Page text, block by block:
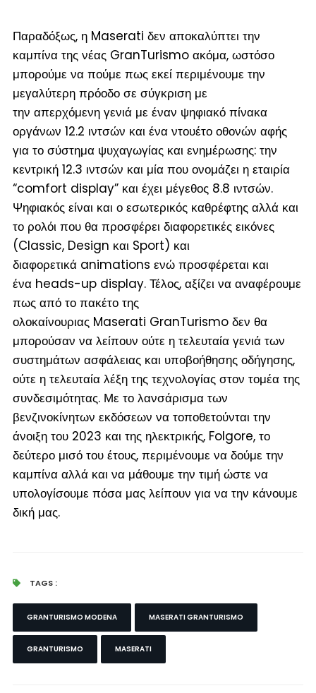
Παραδόξως, η Maserati δεν αποκαλύπτει την
καμπίνα της νέας GranTurismo ακόμα, ωστόσο
μπορούμε να πούμε πως εκεί περιμένουμε την
μεγαλύτερη πρόοδο σε σύγκριση με
την απερχόμενη γενιά με έναν ψηφιακό πίνακα
οργάνων 12.2 ιντσών και ένα ντουέτο οθονών αφής
για το σύστημα ψυχαγωγίας και ενημέρωσης: την
κεντρική 12.3 ιντσών και μία που ονομάζει η εταιρία
“comfort display” και έχει μέγεθος 8.8 ιντσών.
Ψηφιακός είναι και ο εσωτερικός καθρέφτης αλλά και
το ρολόι που θα προσφέρει διαφορετικές εικόνες
(Classic, Design και Sport) και
διαφορετικά animations ενώ προσφέρεται και
ένα heads-up display. Τέλος, αξίζει να αναφέρουμε
πως από το πακέτο της
ολοκαίνουριας Maserati GranTurismo δεν θα
μπορούσαν να λείπουν ούτε η τελευταία γενιά των
συστημάτων ασφάλειας και υποβοήθησης οδήγησης,
ούτε η τελευταία λέξη της τεχνολογίας στον τομέα της
συνδεσιμότητας. Με το λανσάρισμα των
βενζινοκίνητων εκδόσεων να τοποθετούνται την
άνοιξη του 2023 και της ηλεκτρικής, Folgore, το
δεύτερο μισό του έτους, περιμένουμε να δούμε την
καμπίνα αλλά και να μάθουμε την τιμή ώστε να
υπολογίσουμε πόσα μας λείπουν για να την κάνουμε
δική μας.
TAGS :
GRANTURISMO MODENA MASERATI GRANTURISMO
GRANTURISMO MASERATI